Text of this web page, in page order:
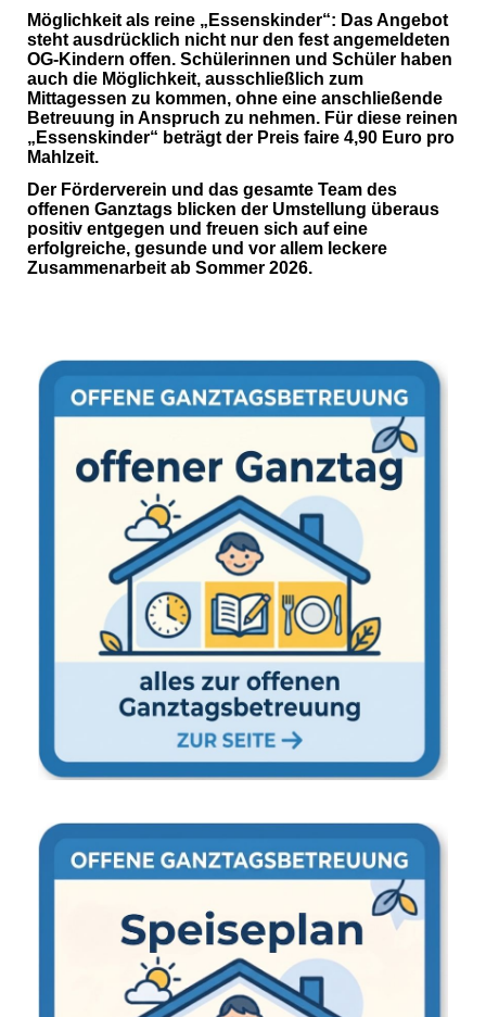
Möglichkeit als reine „Essenskinder“: Das Angebot
steht ausdrücklich nicht nur den fest angemeldeten
OG-Kindern offen. Schülerinnen und Schüler haben
auch die Möglichkeit, ausschließlich zum
Mittagessen zu kommen, ohne eine anschließende
Betreuung in Anspruch zu nehmen. Für diese reinen
„Essenskinder“ beträgt der Preis faire 4,90 Euro pro
Mahlzeit.
Der Förderverein und das gesamte Team des
offenen Ganztags blicken der Umstellung überaus
positiv entgegen und freuen sich auf eine
erfolgreiche, gesunde und vor allem leckere
Zusammenarbeit ab Sommer 2026.